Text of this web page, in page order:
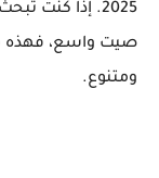
2025. إذا
صيت واسع، فهذه
ومتنوع.